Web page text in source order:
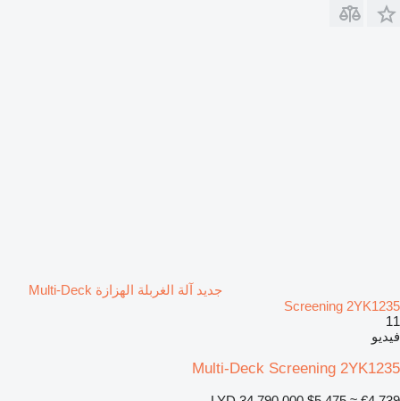
جديد آلة الغربلة الهزازة Multi-Deck
Screening 2YK1235
11
فيديو
Multi-Deck Screening 2YK1235